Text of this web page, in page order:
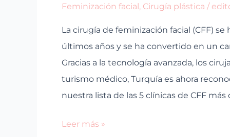
Feminización facial, Cirugía plástica /
La cirugía de feminización facial (CFF)
últimos años y se ha convertido en un
Gracias a la tecnología avanzada, los
turismo médico, Turquía es ahora
nuestra lista de las 5 clínicas de CFF
Leer más »